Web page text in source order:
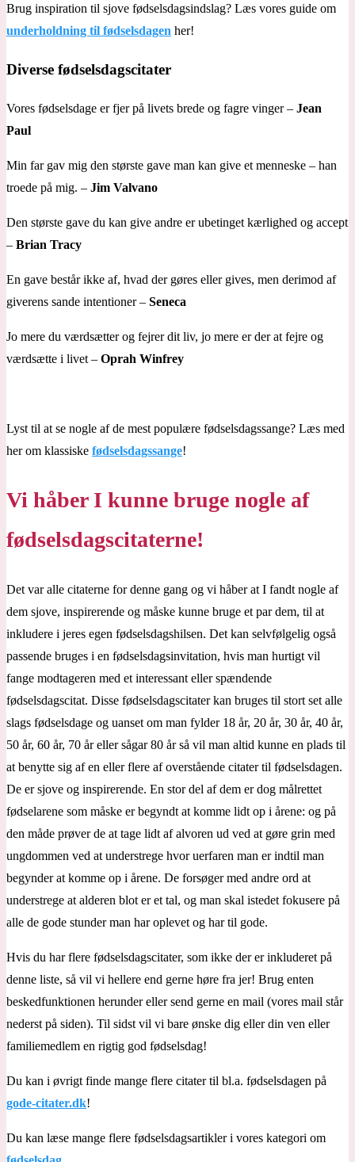
Brug inspiration til sjove fødselsdagsindslag? Læs vores guide om
underholdning til fødselsdagen her!
Diverse fødselsdagscitater
Vores fødselsdage er fjer på livets brede og fagre vinger – Jean
Paul
Min far gav mig den største gave man kan give et menneske – han
troede på mig. – Jim Valvano
Den største gave du kan give andre er ubetinget kærlighed og accept
– Brian Tracy
En gave består ikke af, hvad der gøres eller gives, men derimod af
giverens sande intentioner – Seneca
Jo mere du værdsætter og fejrer dit liv, jo mere er der at fejre og
værdsætte i livet – Oprah Winfrey
Lyst til at se nogle af de mest populære fødselsdagssange? Læs med
her om klassiske fødselsdagssange!
Vi håber I kunne bruge nogle af
fødselsdagscitaterne!
Det var alle citaterne for denne gang og vi håber at I fandt nogle af
dem sjove, inspirerende og måske kunne bruge et par dem, til at
inkludere i jeres egen fødselsdagshilsen. Det kan selvfølgelig også
passende bruges i en fødselsdagsinvitation, hvis man hurtigt vil
fange modtageren med et interessant eller spændende
fødselsdagscitat. Disse fødselsdagscitater kan bruges til stort set alle
slags fødselsdage og uanset om man fylder 18 år, 20 år, 30 år, 40 år,
50 år, 60 år, 70 år eller sågar 80 år så vil man altid kunne en plads til
at benytte sig af en eller flere af overstående citater til fødselsdagen.
De er sjove og inspirerende. En stor del af dem er dog målrettet
fødselarene som måske er begyndt at komme lidt op i årene: og på
den måde prøver de at tage lidt af alvoren ud ved at gøre grin med
ungdommen ved at understrege hvor uerfaren man er indtil man
begynder at komme op i årene. De forsøger med andre ord at
understrege at alderen blot er et tal, og man skal istedet fokusere på
alle de gode stunder man har oplevet og har til gode.
Hvis du har flere fødselsdagscitater, som ikke der er inkluderet på
denne liste, så vil vi hellere end gerne høre fra jer! Brug enten
beskedfunktionen herunder eller send gerne en mail (vores mail står
nederst på siden). Til sidst vil vi bare ønske dig eller din ven eller
familiemedlem en rigtig god fødselsdag!
Du kan i øvrigt finde mange flere citater til bl.a. fødselsdagen på
gode-citater.dk!
Du kan læse mange flere fødselsdagsartikler i vores kategori om